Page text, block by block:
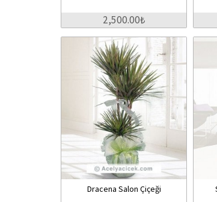
2,500.00₺
Dracena Salon Çiçeği